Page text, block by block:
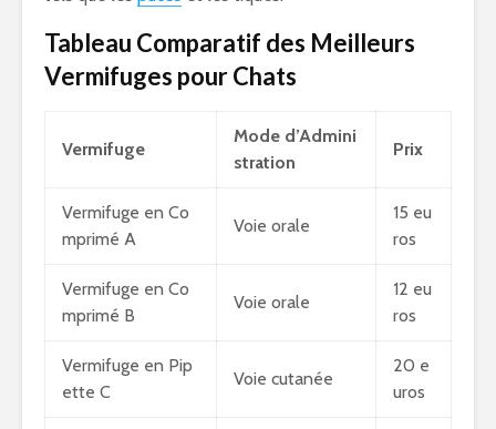
Tableau Comparatif des Meilleurs
Vermifuges pour Chats
Vermifuge
Mode d’Admini
stration
Prix
Vermifuge en Co
mprimé A
Voie orale
15 eu
ros
Vermifuge en Co
mprimé B
Voie orale
12 eu
ros
Vermifuge en Pip
ette C
Voie cutanée
20 e
uros